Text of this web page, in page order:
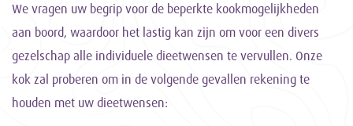
We vragen uw begrip voor de beperkte kookmogelijkheden
aan boord, waardoor het lastig kan zijn om voor een divers
gezelschap alle individuele dieetwensen te vervullen. Onze
kok zal proberen om in de volgende gevallen rekening te
houden met uw dieetwensen: